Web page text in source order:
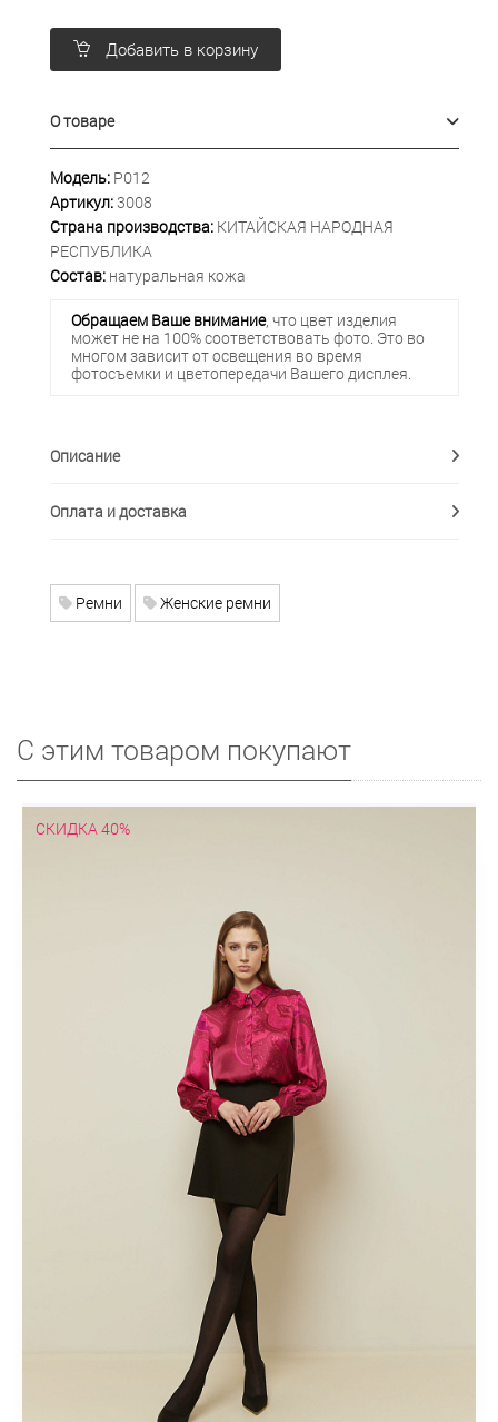
Добавить в корзину
О товаре
Модель: Р012
Артикул:3008
Страна производства: КИТАЙСКАЯ НАРОДНАЯ
РЕСПУБЛИКА
Состав: натуральная кожа
Обращаем Ваше внимание, что цвет изделия
может не на 100% соответствовать фото. Это во
многом зависит от освещения во время
фотосъемки и цветопередачи Вашего дисплея.
Описание
Оплата и доставка
Ремни Женские ремни
С этим товаром покупают
СКИДКА 40%